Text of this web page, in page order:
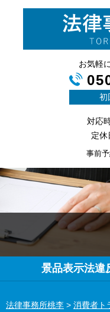
お気軽
初
対応
定休
事前
景品表示法違
法律事務所桃李 > 消費者ト